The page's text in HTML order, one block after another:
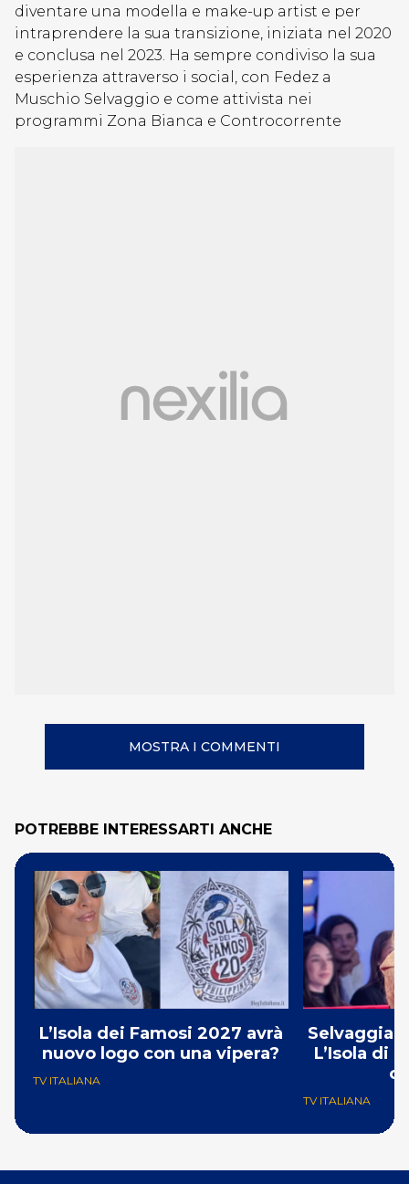
diventare una modella e make-up artist e per
intraprendere la sua transizione, iniziata nel 2020
e conclusa nel 2023. Ha sempre condiviso la sua
esperienza attraverso i social, con Fedez a
Muschio Selvaggio e come attivista nei
programmi Zona Bianca e Controcorrente
MOSTRA I COMMENTI
POTREBBE INTERESSARTI ANCHE
L’Isola dei Famosi 2027 avrà
nuovo logo con una vipera?
TV ITALIANA
Selvaggia
L’Isola di
TV ITALIANA